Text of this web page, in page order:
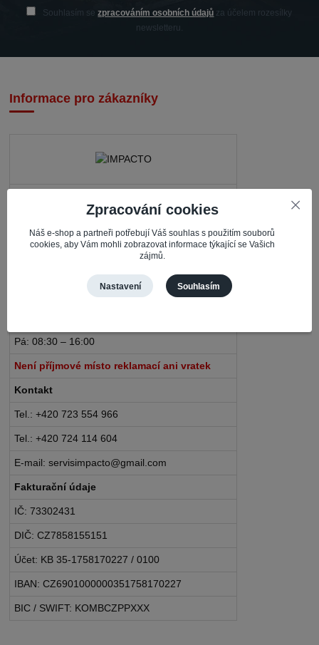
Souhlasím sezpracováním osobních údajů za účelem rozesílky
newsletteru.
Informace pro zákazníky
735 81 Bohumín – Nový Bohumín
Pá: 08:30 – 16:00
Není příjmové místo reklamací ani vratek
Kontakt
Tel.: +420 723 554 966
Tel.: +420 724 114 604
E-mail: servisimpacto@gmail.com
Fakturační údaje
IČ: 73302431
DIČ: CZ7858155151
Účet: KB 35-1758170227 / 0100
IBAN: CZ6901000000351758170227
BIC / SWIFT: KOMBCZPPXXX
Zpracování cookies
Náš e-shop a partneři potřebují Váš souhlas s použitím souborů
cookies, aby Vám mohli zobrazovat informace týkající se Vašich
zájmů.
Nastavení Souhlasím